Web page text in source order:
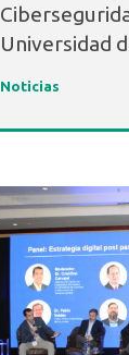
Universidad
Noticias